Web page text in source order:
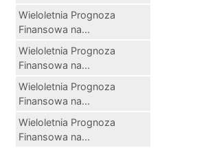
Wieloletnia Prognoza
Finansowa na...
Wieloletnia Prognoza
Finansowa na...
Wieloletnia Prognoza
Finansowa na...
Wieloletnia Prognoza
Finansowa na...